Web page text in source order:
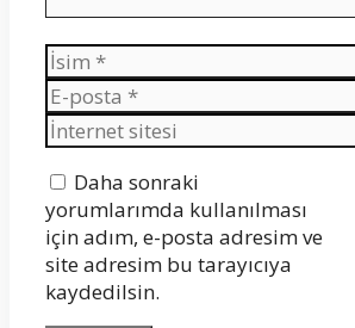
İsim
E-
posta
İnternet
sitesi
Daha sonraki
yorumlarımda kullanılması
için adım, e-posta adresim ve
site adresim bu tarayıcıya
kaydedilsin.